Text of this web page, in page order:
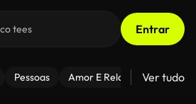
Entrar
Pessoas Amor E Relacionamentos
Ver tudo